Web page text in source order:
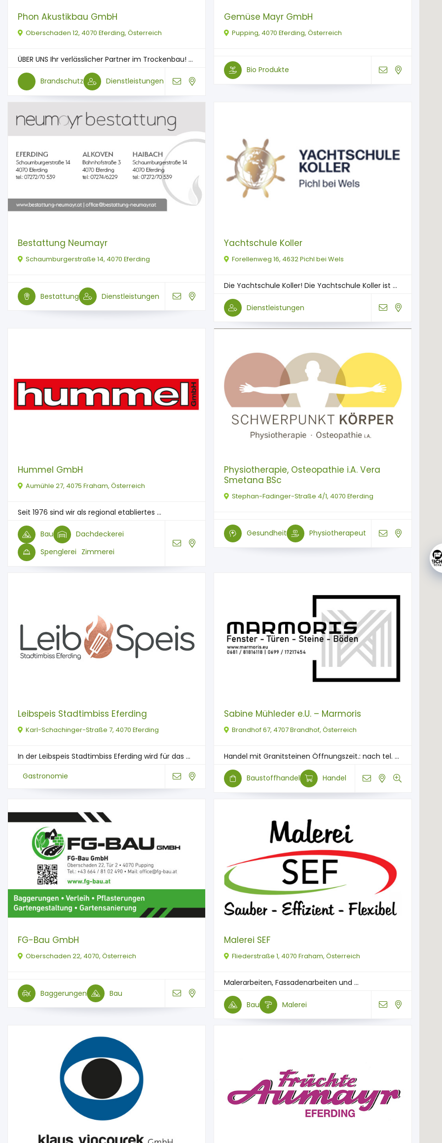
Phon Akustikbau GmbH
Oberschaden 12, 4070 Eferding, Österreich
ÜBER UNS Ihr verlässlicher Partner im Trockenbau! ...
Brandschutz Dienstleistungen
Gemüse Mayr GmbH
Pupping, 4070 Eferding, Österreich
Bio Produkte
Bestattung Neumayr
Schaumburgerstraße 14, 4070 Eferding
Bestattung Dienstleistungen
Yachtschule Koller
Forellenweg 16, 4632 Pichl bei Wels
Die Yachtschule Koller! Die Yachtschule Koller ist ...
Dienstleistungen
Hummel GmbH
Aumühle 27, 4075 Fraham, Österreich
Seit 1976 sind wir als regional etabliertes ...
Bau
Dachdeckerei
Spenglerei Zimmerei
Physiotherapie, Osteopathie i.A. Vera
Smetana BSc
Stephan-Fadinger-Straße 4/1, 4070 Eferding
Gesundheit Physiotherapeut
Leibspeis Stadtimbiss Eferding
Karl-Schachinger-Straße 7, 4070 Eferding
In der Leibspeis Stadtimbiss Eferding wird für das ...
Gastronomie
Sabine Mühleder e.U. – Marmoris
Brandhof 67, 4707 Brandhof, Österreich
Handel mit Granitsteinen Öffnungszeit.: nach tel. ...
Baustoffhandel Handel
FG-Bau GmbH
Oberschaden 22, 4070, Österreich
Baggerungen Bau
Malerei SEF
Fliederstraße 1, 4070 Fraham, Österreich
Malerarbeiten, Fassadenarbeiten und ...
Bau Malerei